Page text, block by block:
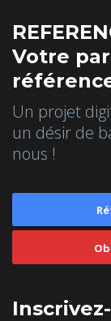
Votre
Un projet
un désir de
nous !